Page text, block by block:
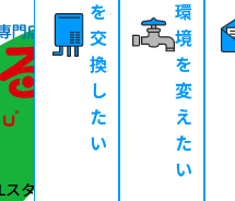
を
交
換
し
た
い
環
境
を
変
え
た
い
スタイルシェード・雨戸設置工事